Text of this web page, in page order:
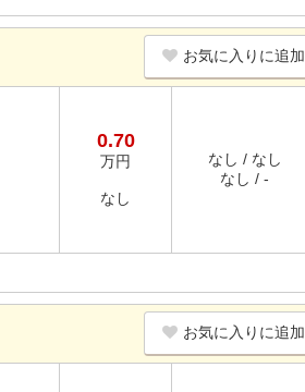
お気に入りに追加
0.70
万円
なし
なし / なし
なし / -
お気に入りに追加